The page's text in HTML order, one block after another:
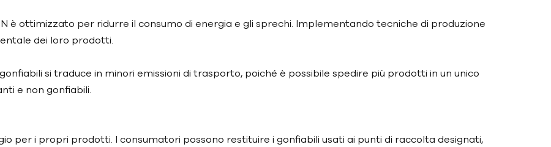
è ottimizzato per ridurre il consumo di energia e gli sprechi. Implementando tecniche di produzione
dei loro prodotti.
si traduce in minori emissioni di trasporto, poiché è possibile spedire più prodotti in un unico
e non gonfiabili.
per i propri prodotti. I consumatori possono restituire i gonfiabili usati ai punti di raccolta designati,